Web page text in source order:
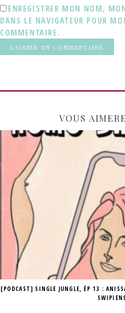
ENREGISTRER MON NOM,
DANS LE NAVIGATEUR POUR
COMMENTAIRE.
VOUS
[PODCAST] SINGLE JUNGLE, ÉP 13 :
SWIPIENS